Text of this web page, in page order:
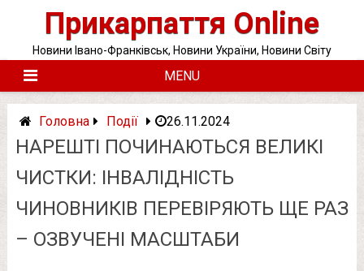
Прикарпаття Online
Новини Івано-Франківськ, Новини України, Новини Світу
MENU
Головна Події 26.11.2024
НАРЕШТІ ПОЧИНАЮТЬСЯ ВЕЛИКІ
ЧИСТКИ: ІНВАЛІДНІСТЬ
ЧИНОВНИКІВ ПЕРЕВІРЯЮТЬ ЩЕ РАЗ
– ОЗВУЧЕНІ МАСШТАБИ